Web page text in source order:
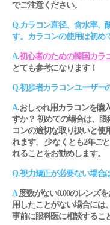
でご注意ください。
Q.カラコン直径、含水率、
す。カラコンの使用は初め
A.初心者のための韓国カラ
とても参考になります！
Q.初歩者カラコンユーザー
A.おしゃれ用カラコンを購
すか？ 初めての場合は、
コンの適切な取り扱いと使
れます。 少なくとも2年ご
れることをお勧めします。
Q.視力矯正が必要ない場合
A度数がない0.00のレンズ
用したことがない場合には
事前に眼科医に相談するこ